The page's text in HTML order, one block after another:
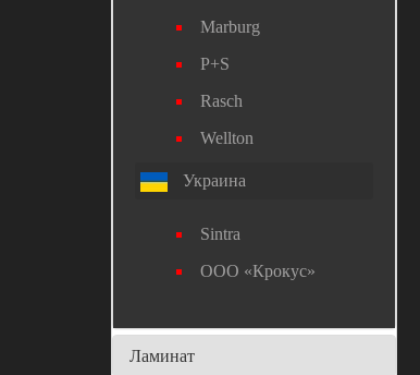
Marburg
P+S
Rasch
Wellton
Украина
Sintra
ООО «Крокус»
Ламинат